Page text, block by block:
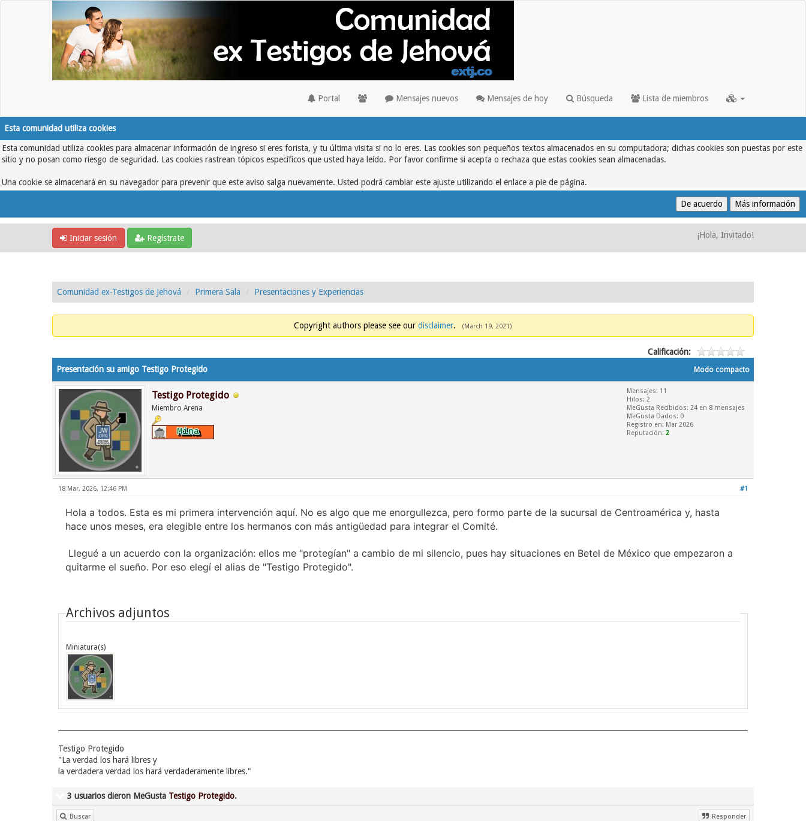
Portal Mensajes nuevos Mensajes de hoy Búsqueda Lista de miembros
Esta comunidad utiliza cookies
Esta comunidad utiliza cookies para almacenar información de ingreso si eres forista, y tu última visita si no lo eres. Las cookies son pequeños textos almacenados en su computadora; dichas cookies son puestas por este
sitio y no posan como riesgo de seguridad. Las cookies rastrean tópicos específicos que usted haya leído. Por favor confirme si acepta o rechaza que estas cookies sean almacenadas.
Una cookie se almacenará en su navegador para prevenir que este aviso salga nuevamente. Usted podrá cambiar este ajuste utilizando el enlace a pie de página.
Iniciar sesión Regístrate ¡Hola, Invitado!
Comunidad ex-Testigos de Jehová Primera Sala Presentaciones y Experiencias
Copyright authors please see our disclaimer. (March 19, 2021)
Calificación:
Modo compacto
Presentación su amigo Testigo Protegido
Testigo Protegido
Miembro Arena
Mensajes: 11
Hilos: 2
MeGusta Recibidos: 24 en 8 mensajes
MeGusta Dados: 0
Registro en: Mar 2026
Reputación: 2
#1
18 Mar, 2026, 12:46 PM
Hola a todos. Esta es mi primera intervención aquí. No es algo que me enorgullezca, pero formo parte de la sucursal de Centroamérica y, hasta
hace unos meses, era elegible entre los hermanos con más antigüedad para integrar el Comité.
Llegué a un acuerdo con la organización: ellos me "protegían" a cambio de mi silencio, pues hay situaciones en Betel de México que empezaron a
quitarme el sueño. Por eso elegí el alias de "Testigo Protegido".
Archivos adjuntos
Miniatura(s)
Testigo Protegido
"La verdad los hará libres y
la verdadera verdad los hará verdaderamente libres."
3 usuarios dieron MeGusta Testigo Protegido.
Buscar Responder